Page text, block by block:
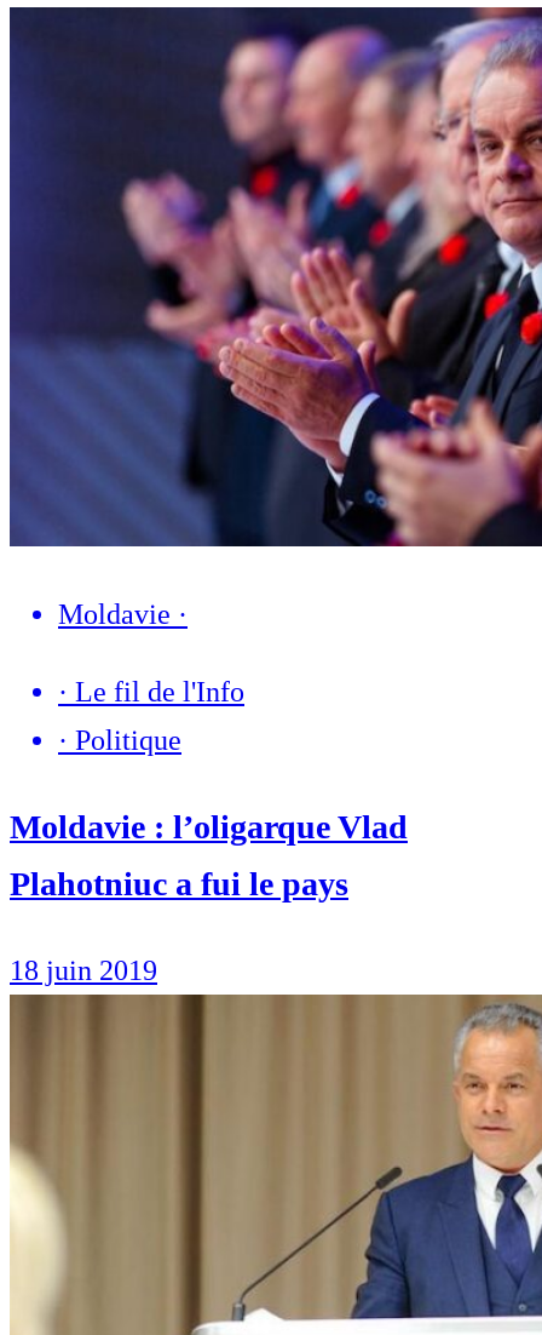
Moldavie ·
· Le fil de l'Info
· Politique
Moldavie : l’oligarque Vlad
Plahotniuc a fui le pays
18 juin 2019